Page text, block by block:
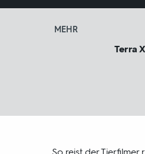
MEHR
Terra X